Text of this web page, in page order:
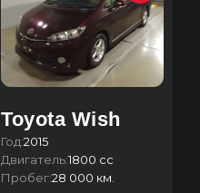
Toyota Wish
Год:2015
Двигатель:1800 сс
Пробег:28 000 км.